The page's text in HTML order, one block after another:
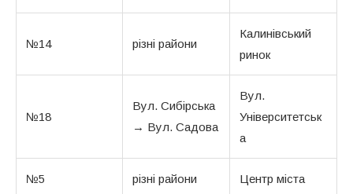
№14 різні райони
Калинівський
ринок
№18
Вул. Сибірська
→ Вул. Садова
Вул.
Університетськ
а
№5 різні райони Центр міста